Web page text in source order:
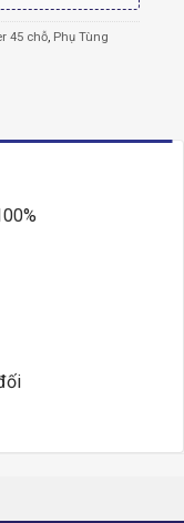
45 chỗ, Phụ Tùng